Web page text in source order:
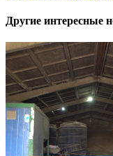
Другие интересные